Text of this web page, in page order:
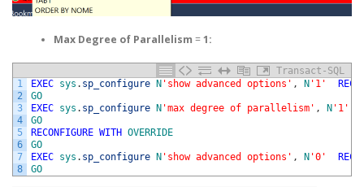
Max Degree of Parallelism =1:
Transact-SQL
1
2
3
4
5
6
7
8
EXEC sys . sp_configure N 'show advanced options' , N '1'
GO
EXEC sys . sp_configure N 'max degree of parallelism' , N '1'
GO
RECONFIGURE WITH OVERRIDE
GO
EXEC sys . sp_configure N 'show advanced options' , N '0'
GO